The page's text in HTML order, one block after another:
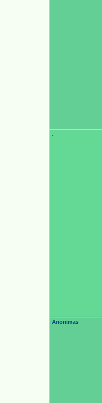
.
Anonimas